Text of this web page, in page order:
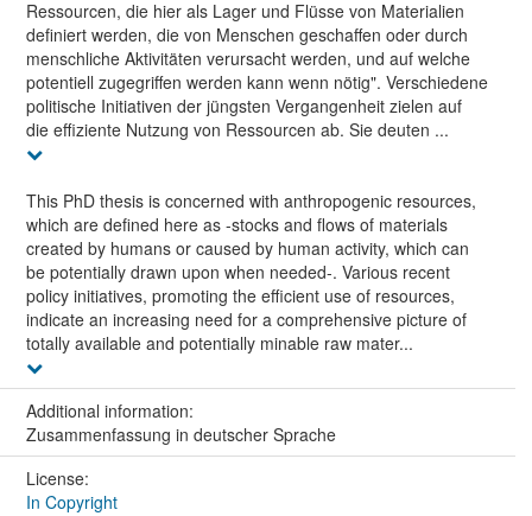
Ressourcen, die hier als Lager und Flüsse von Materialien
definiert werden, die von Menschen geschaffen oder durch
menschliche Aktivitäten verursacht werden, und auf welche
potentiell zugegriffen werden kann wenn nötig". Verschiedene
politische Initiativen der jüngsten Vergangenheit zielen auf
die effiziente Nutzung von Ressourcen ab. Sie deuten ...
This PhD thesis is concerned with anthropogenic resources,
which are defined here as -stocks and flows of materials
created by humans or caused by human activity, which can
be potentially drawn upon when needed-. Various recent
policy initiatives, promoting the efficient use of resources,
indicate an increasing need for a comprehensive picture of
totally available and potentially minable raw mater...
Additional information:
Zusammenfassung in deutscher Sprache
License:
In Copyright